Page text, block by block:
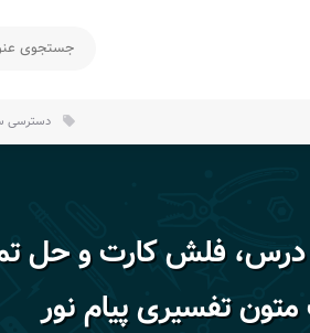
local_offer دسترسی
درس، فلش کارت و حل
تفسیری پیام نور